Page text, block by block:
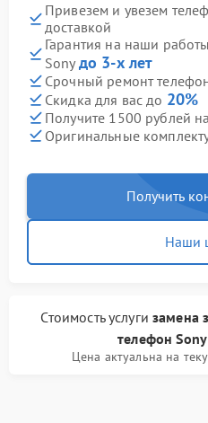
Привезем и увезем
доставкой
Гарантия на наши
Sony до 3-х лет
Срочный ремонт
Скидка для вас до 20%
Получите 1500 рублей
Оригинальные
Получить
Наши
Стоимость услугизамена
телефон Sony
Цена актуальна на